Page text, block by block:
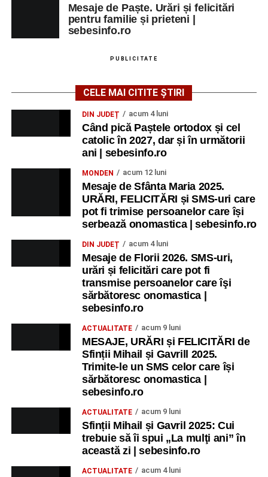
Mesaje de Paște. Urări și felicitări
pentru familie și prieteni |
sebesinfo.ro
PUBLICITATE
CELE MAI CITITE ȘTIRI
DIN JUDEȚ acum 4 luni
Când pică Paștele ortodox și cel
catolic în 2027, dar și în următorii
ani | sebesinfo.ro
MONDEN acum 12 luni
Mesaje de Sfânta Maria 2025.
URĂRI, FELICITĂRI și SMS-uri care
pot fi trimise persoanelor care își
serbează onomastica | sebesinfo.ro
DIN JUDEȚ acum 4 luni
Mesaje de Florii 2026. SMS-uri,
urări și felicitări care pot fi
transmise persoanelor care îşi
sărbătoresc onomastica |
sebesinfo.ro
ACTUALITATE acum 9 luni
MESAJE, URĂRI și FELICITĂRI de
Sfinții Mihail și Gavrill 2025.
Trimite-le un SMS celor care își
sărbătoresc onomastica |
sebesinfo.ro
ACTUALITATE acum 9 luni
Sfinții Mihail și Gavril 2025: Cui
trebuie să îi spui „La mulţi ani” în
această zi | sebesinfo.ro
ACTUALITATE acum 4 luni